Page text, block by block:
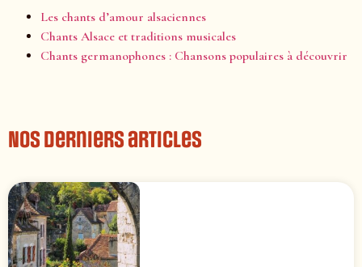
Les chants d’amour alsaciennes
Chants Alsace et traditions musicales
Chants germanophones : Chansons populaires à découvrir
Nos derniers articles